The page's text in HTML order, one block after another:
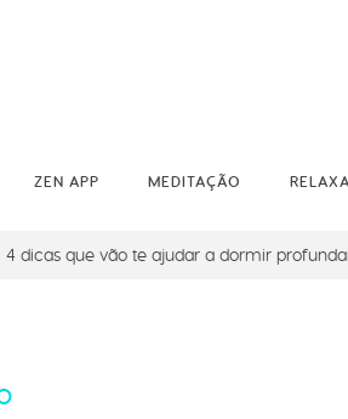
ZEN APP MEDITAÇÃO
dicas que vão te ajudar a dormir